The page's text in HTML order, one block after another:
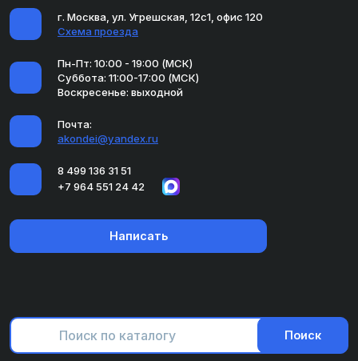
г. Москва, ул. Угрешская, 12с1, офис 120
Схема проезда
Пн-Пт: 10:00 - 19:00 (МСК)
Суббота: 11:00-17:00 (МСК)
Воскресенье: выходной
Почта:
akondei@yandex.ru
8 499 136 31 51
+7 964 551 24 42
Написать
Поиск